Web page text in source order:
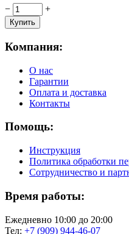
− +
Компания:
О нас
Гарантии
Оплата и доставка
Контакты
Помощь:
Инструкция
Политика обработки
Сотрудничество и
Время работы:
Ежедневно 10:00 до 20:00
Тел: +7 (909) 944-46-07